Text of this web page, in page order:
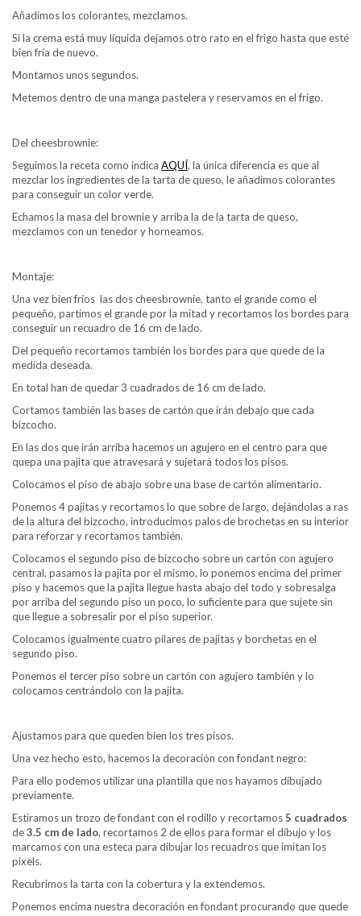
Añadimos los colorantes, mezclamos.
Si la crema está muy líquida dejamos otro rato en el frigo hasta que esté
bien fría de nuevo.
Montamos unos segundos.
Metemos dentro de una manga pastelera y reservamos en el frigo.
Del cheesbrownie:
Seguimos la receta como indica AQUÍ, la única diferencia es que al
mezclar los ingredientes de la tarta de queso, le añadimos colorantes
para conseguir un color verde.
Echamos la masa del brownie y arriba la de la tarta de queso,
mezclamos con un tenedor y horneamos.
Montaje:
Una vez bien fríos las dos cheesbrownie, tanto el grande como el
pequeño, partimos el grande por la mitad y recortamos los bordes para
conseguir un recuadro de 16 cm de lado.
Del pequeño recortamos también los bordes para que quede de la
medida deseada.
En total han de quedar 3 cuadrados de 16 cm de lado.
Cortamos también las bases de cartón que irán debajo que cada
bizcocho.
En las dos que irán arriba hacemos un agujero en el centro para que
quepa una pajita que atravesará y sujetará todos los pisos.
Colocamos el piso de abajo sobre una base de cartón alimentario.
Ponemos 4 pajitas y recortamos lo que sobre de largo, dejándolas a ras
de la altura del bizcocho, introducimos palos de brochetas en su interior
para reforzar y recortamos también.
Colocamos el segundo piso de bizcocho sobre un cartón con agujero
central, pasamos la pajita por el mismo, lo ponemos encima del primer
piso y hacemos que la pajita llegue hasta abajo del todo y sobresalga
por arriba del segundo piso un poco, lo suficiente para que sujete sin
que llegue a sobresalir por el piso superior.
Colocamos igualmente cuatro pilares de pajitas y borchetas en el
segundo piso.
Ponemos el tercer piso sobre un cartón con agujero también y lo
colocamos centrándolo con la pajita.
Ajustamos para que queden bien los tres pisos.
Una vez hecho esto, hacemos la decoración con fondant negro:
Para ello podemos utilizar una plantilla que nos hayamos dibujado
previamente.
Estiramos un trozo de fondant con el rodillo y recortamos5 cuadrados
de3.5 cm de lado, recortamos 2 de ellos para formar el dibujo y los
marcamos con una esteca para dibujar los recuadros que imitan los
pixels.
Recubrimos la tarta con la cobertura y la extendemos.
Ponemos encima nuestra decoración en fondant procurando que quede